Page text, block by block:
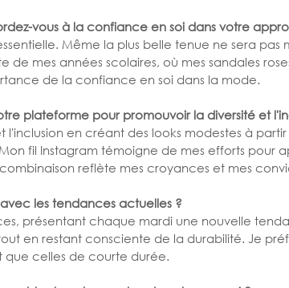
vous à la confiance en soi dans votre
Même la plus belle tenue ne sera pas
de mes années scolaires, où mes sandales
de la confiance en soi dans la mode.
plateforme pour promouvoir la diversité et
l'inclusion en créant des looks modestes à
fil Instagram témoigne de mes efforts pour
reflète mes croyances et mes
les tendances actuelles ?
présentant chaque mardi une nouvelle
en restant consciente de la durabilité. Je
celles de courte durée.